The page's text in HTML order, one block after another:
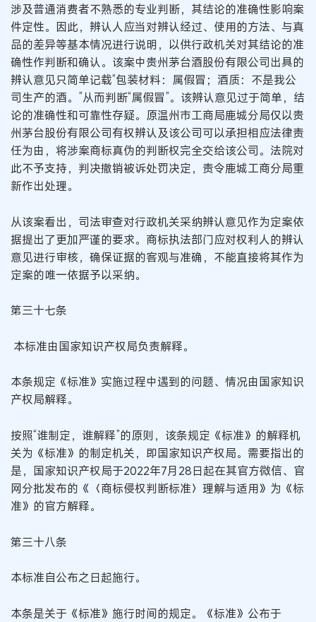
涉及普通消费者不熟悉的专业判断，其结论的准确性影响案
件定性。因此，辨认人应当对辨认经过、使用的方法、与真
品的差异等基本情况进行说明，以供行政机关对其结论的准
确性作判断和确认。该案中贵州茅台酒股份有限公司出具的
辨认意见只简单记载“包装材料：属假冒；酒质：不是我公
司生产的酒。”从而判断“属假冒”。该辨认意见过于简单，结
论的准确性和可靠性存疑。原温州市工商局鹿城分局仅以贵
州茅台股份有限公司有权辨认及该公司可以承担相应法律责
任为由，将涉案商标真伪的判断权完全交给该公司。法院对
此不予支持，判决撤销被诉处罚决定，责令鹿城工商分局重
新作出处理。
从该案看出，司法审查对行政机关采纳辨认意见作为定案依
据提出了更加严谨的要求。商标执法部门应对权利人的辨认
意见进行审核，确保证据的客观与准确，不能直接将其作为
定案的唯一依据予以采纳。
第三十七条
本标准由国家知识产权局负责解释。
本条规定《标准》实施过程中遇到的问题、情况由国家知识
产权局解释。
按照“谁制定，谁解释”的原则，该条规定《标准》的解释机
关为《标准》的制定机关，即国家知识产权局。需要指出的
是，国家知识产权局于2022年7月28日起在其官方微信、官
网分批发布的《〈商标侵权判断标准〉理解与适用》为《标
准》的官方解释。
第三十八条
本标准自公布之日起施行。
本条是关于《标准》施行时间的规定。《标准》公布于